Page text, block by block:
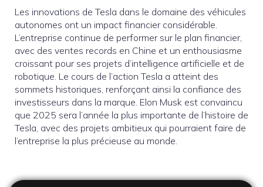
Les innovations de Tesla dans le domaine des véhicules
autonomes ont un impact financier considérable.
L’entreprise continue de performer sur le plan financier,
avec des ventes records en Chine et un enthousiasme
croissant pour ses projets d’intelligence artificielle et de
robotique. Le cours de l’action Tesla a atteint des
sommets historiques, renforçant ainsi la confiance des
investisseurs dans la marque. Elon Musk est convaincu
que 2025 sera l’année la plus importante de l’histoire de
Tesla, avec des projets ambitieux qui pourraient faire de
l’entreprise la plus précieuse au monde.